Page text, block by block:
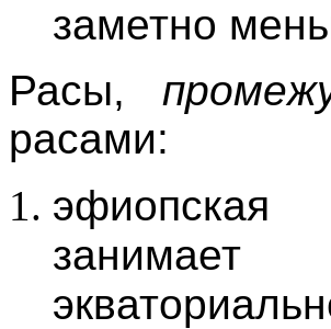
заметно
Расы,
расами:
эфиопская